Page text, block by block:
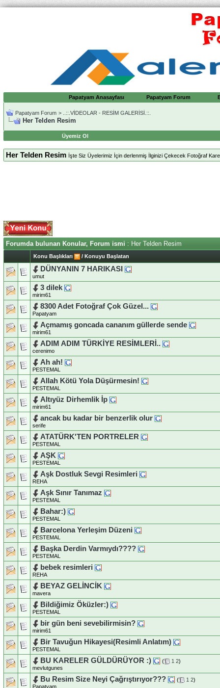
Papatyam Anasayfası Papatyam Forum
Papatyam Forum > ..::.VİDEOLAR - RESİM GALERİSİ.::.
Her Telden Resim
Üyemiz Ol
Her Telden Resim İşte Siz Üyelerimiz İçin derlenmiş İlginizi Çekecek Fotoğraf
Forumda bulunan Konular, Forum ismi : Her Telden Resim
Konu Başlıkları / Konuyu Başlatan
DÜNYANIN 7 HARIKASI
umut
3 dilek
mirim61
8300 Adet Fotoğraf Çok Güzel...
Papatyam
Açmamış goncada cananım güllerde sende
mirim61
ADIM ADIM TÜRKİYE RESİMLERİ..
cerenimo
Ah ah!
PESTEMAL
Allah Kötü Yola Düşürmesin!
PESTEMAL
Altıyüz Dirhemlik İp
mirim61
ancak bu kadar bir benzerlik olur
serife
ATATÜRK'TEN PORTRELER
PESTEMAL
AŞK
PESTEMAL
Aşk Dostluk Sevgi Resimleri
REHA
Aşk Sınır Tanımaz
PESTEMAL
Bahar:)
PESTEMAL
Barcelona Yerleşim Düzeni
PESTEMAL
Başka Derdin Varmıydı????
PESTEMAL
bebek resimleri
REHA
BEYAZ GELİNCİK
mavera
Bildiğimiz Öküzler:)
PESTEMAL
bir gün beni sevebilirmisin?
mirim61
Bir Tavuğun Hikayesi(Resimli Anlatım)
PESTEMAL
BU KARELER GÜLDÜRÜYOR :) ( 1 2)
mevlutgunes
Bu Resim Size Neyi Çağrıştırıyor??? ( 1 2)
Papatyam